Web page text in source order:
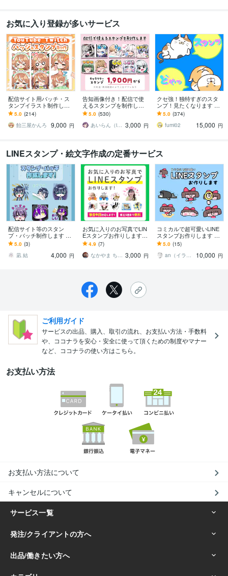
お気に入り登録が多いサービス
配信サイト用バッチ・ス
タンプイラスト制作しま
す 企業実績あり！メンバ
ーシップやサブスク特典
に最適！
5.0 (214)
飴三屋かんろ
9,000 円
告知画像付き！配信で使
えるスタンプを制作しま
す アニメーションスタン
プも対応はじめました！
5.0 (530)
あいらん（iran_stn） 3,000 円
クセ強！独特すぎのスタ
ンプ！見たくなります 大
手企業様お墨付きクオリ
ティ！キャラ映え間違い
ナシ！
5.0 (374)
fumi02
15,000 円
LINEスタンプ・絵文字作成の定番サービス
配信サイト等のスタン
プ・バッチ制作します 配
信サイトやLINE・Discord
スタンプなど
5.0 (3)
凪 結
4,000 円
お気に入りのお写真でLIN
Eスタンプお作りします
ご家族やペットのお写真
をあなただけのLINEスタ
ンプに！
4.9 (7)
なかやま ちゃんちゃむ 3,000 円
コミカルで超可愛いLINE
スタンプお作りします シ
ンプルで可愛くディフォ
ルメ！ゆるいシュールな
個性的スタンプ
5.0 (15)
an（イラストレーター）
10,000 円
ご利用ガイド
サービスの出品、購入、取引の流れ、お支払い方法・手数料
や、ココナラを安心・安全に使って頂くための制度やマナー
など、ココナラの使い方はこちら。
お支払い方法
お支払い方法について
キャンセルについて